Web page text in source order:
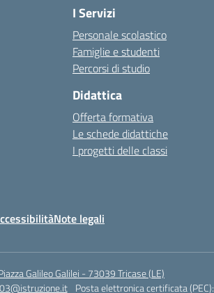
I Servizi
Personale scolastico
Famiglie e studenti
Percorsi di studio
Didattica
Offerta formativa
Le schede didattiche
I progetti delle classi
Note legali
Galileo Galilei - 73039 Tricase (LE)
Posta elettronica certificata (PEC):